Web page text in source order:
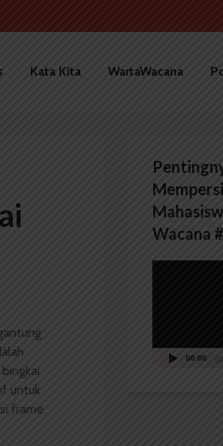
Kata Kita WartaWacana
untuk
frame
Wacana
00:00